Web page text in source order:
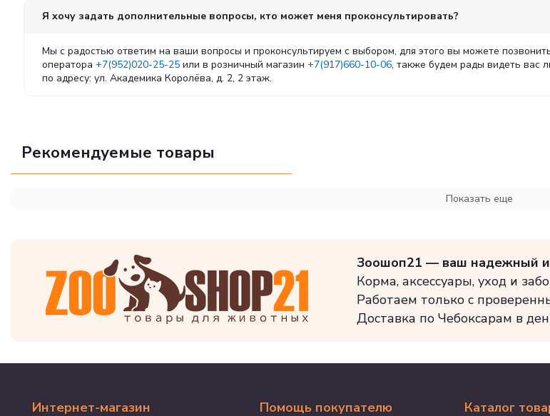
Я хочу задать дополнительные вопросы, кто может меня проконсультировать?
Мы с радостью ответим на ваши вопросы и проконсультируем с выбором, для этого вы можете
оператора +7(952)020-25-25 или в розничный магазин +7(917)660-10-06, также будем рады видеть вас
по адресу: ул. Академика Королёва, д. 2, 2 этаж.
Рекомендуемые товары
Показать еще
Зоошоп21 — ваш надежный
Корма, аксессуары, уход и
Работаем только с
Доставка по Чебоксарам в
Интернет-магазин Помощь покупателю Каталог